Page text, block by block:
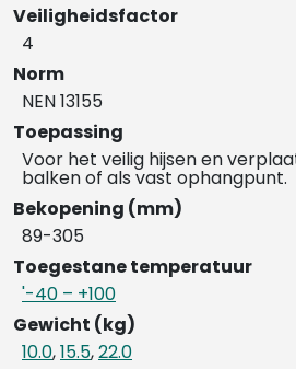
Veiligheidsfactor
4
Norm
NEN 13155
Toepassing
Voor het veilig hijsen en
balken of als vast ophangpunt.
Bekopening (mm)
89-305
Toegestane temperatuur
'-40 – +100
Gewicht (kg)
10.0,15.5,22.0